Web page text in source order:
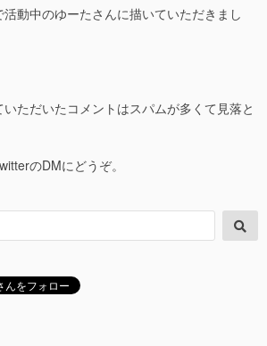
動中のゆーたさんに描いていただきまし
ただいたコメントはスパムが多くて見落と
のDMにどうぞ。
索